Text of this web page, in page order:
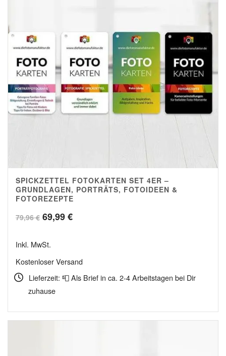
4.98
SPICKZETTEL FOTOKARTEN SET 4ER –
GRUNDLAGEN, PORTRÄTS, FOTOIDEEN &
FOTOREZEPTE
79,96€ Ursprünglicher
war:
79,96 €
69,99€Aktueller
69,99 €.
Inkl. MwSt.
Kostenloser Versand
Lieferzeit: 📮 Als Brief in ca. 2-4 Arbeitstagen bei Dir
zuhause